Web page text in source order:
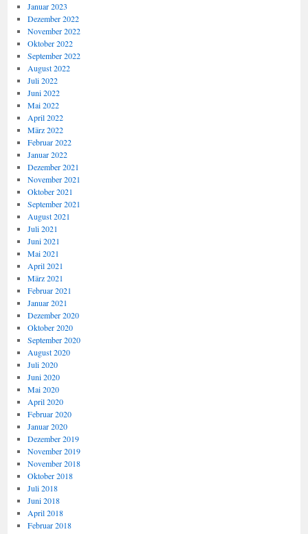
Januar 2023
Dezember 2022
November 2022
Oktober 2022
September 2022
August 2022
Juli 2022
Juni 2022
Mai 2022
April 2022
März 2022
Februar 2022
Januar 2022
Dezember 2021
November 2021
Oktober 2021
September 2021
August 2021
Juli 2021
Juni 2021
Mai 2021
April 2021
März 2021
Februar 2021
Januar 2021
Dezember 2020
Oktober 2020
September 2020
August 2020
Juli 2020
Juni 2020
Mai 2020
April 2020
Februar 2020
Januar 2020
Dezember 2019
November 2019
November 2018
Oktober 2018
Juli 2018
Juni 2018
April 2018
Februar 2018